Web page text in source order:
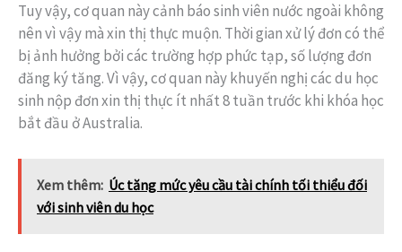
Tuy vậy, cơ quan này cảnh báo sinh viên nước ngoài không
nên vì vậy mà xin thị thực muộn. Thời gian xử lý đơn có thể
bị ảnh hưởng bởi các trường hợp phức tạp, số lượng đơn
đăng ký tăng. Vì vậy, cơ quan này khuyến nghị các du học
sinh nộp đơn xin thị thực ít nhất 8 tuần trước khi khóa học
bắt đầu ở Australia.
Xem thêm: Úc tăng mức yêu cầu tài chính tối thiểu đối
với sinh viên du học